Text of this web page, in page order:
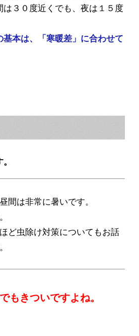
３０度近くでも、夜は１５度
基本は、「寒暖差」に合わせて
間は非常に暑いです。
ど虫除け対策についてもお話
もきついですよね。